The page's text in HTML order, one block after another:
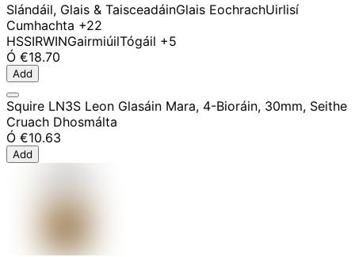
Slándáil, Glais & TaisceadáinGlais EochrachUirlisí
Cumhachta +22
HSSIRWINGairmiúilTógáil +5
Ó €18.70
Add
Squire LN3S Leon Glasáin Mara, 4-Bioráin, 30mm, Seithe
Cruach Dhosmálta
Ó €10.63
Add